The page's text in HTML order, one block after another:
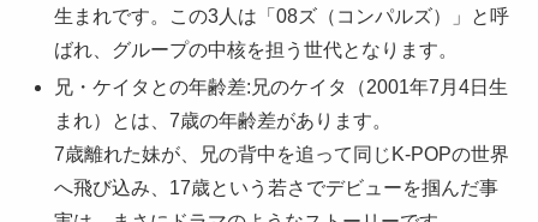
生まれです。この3人は「08ズ（コンパルズ）」と呼
ばれ、グループの中核を担う世代となります。
兄・ケイタとの年齢差:兄のケイタ（2001年7月4日生
まれ）とは、7歳の年齢差があります。
7歳離れた妹が、兄の背中を追って同じK-POPの世界
へ飛び込み、17歳という若さでデビューを掴んだ事